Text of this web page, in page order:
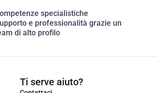
specialistiche
e professionalità grazie un
di alto profilo
Ti serve aiuto?